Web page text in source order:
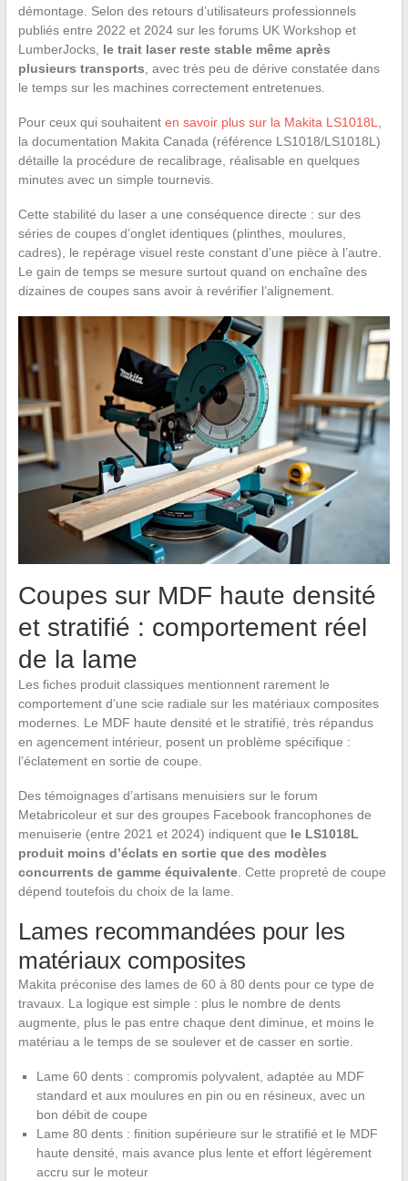
démontage. Selon des retours d’utilisateurs professionnels
publiés entre 2022 et 2024 sur les forums UK Workshop et
LumberJocks, le trait laser reste stable même après
plusieurs transports , avec très peu de dérive constatée dans
le temps sur les machines correctement entretenues.
Pour ceux qui souhaitent en savoir plus sur la Makita LS1018L
la documentation Makita Canada (référence LS1018/LS1018L)
détaille la procédure de recalibrage, réalisable en quelques
minutes avec un simple tournevis.
Cette stabilité du laser a une conséquence directe : sur des
séries de coupes d’onglet identiques (plinthes, moulures,
cadres), le repérage visuel reste constant d’une pièce à l’autre.
Le gain de temps se mesure surtout quand on enchaîne des
dizaines de coupes sans avoir à revérifier l’alignement.
Coupes sur MDF haute densité
et stratifié : comportement réel
de la lame
Les fiches produit classiques mentionnent rarement le
comportement d’une scie radiale sur les matériaux composites
modernes. Le MDF haute densité et le stratifié, très répandus
en agencement intérieur, posent un problème spécifique :
l’éclatement en sortie de coupe.
Des témoignages d’artisans menuisiers sur le forum
Metabricoleur et sur des groupes Facebook francophones de
menuiserie (entre 2021 et 2024) indiquent que le LS1018L
produit moins d’éclats en sortie que des modèles
concurrents de gamme équivalente. Cette propreté de coupe
dépend toutefois du choix de la lame.
Lames recommandées pour les
matériaux composites
Makita préconise des lames de 60 à 80 dents pour ce type de
travaux. La logique est simple : plus le nombre de dents
augmente, plus le pas entre chaque dent diminue, et moins le
matériau a le temps de se soulever et de casser en sortie.
Lame 60 dents : compromis polyvalent, adaptée au MDF
standard et aux moulures en pin ou en résineux, avec un
bon débit de coupe
Lame 80 dents : finition supérieure sur le stratifié et le MDF
haute densité, mais avance plus lente et effort légèrement
accru sur le moteur